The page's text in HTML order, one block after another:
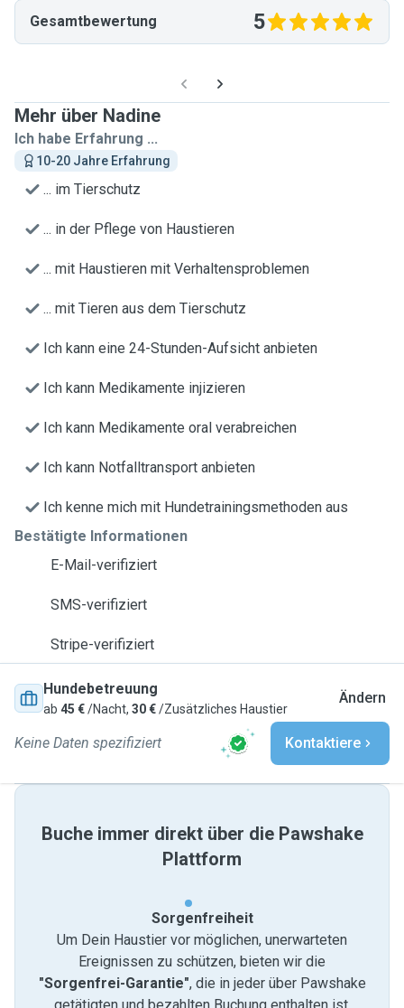
Gesamtbewertung 5
Mehr über Nadine
Ich habe Erfahrung ...
10-20 Jahre Erfahrung
... im Tierschutz
... in der Pflege von Haustieren
... mit Haustieren mit Verhaltensproblemen
... mit Tieren aus dem Tierschutz
Ich kann eine 24-Stunden-Aufsicht anbieten
Ich kann Medikamente injizieren
Ich kann Medikamente oral verabreichen
Ich kann Notfalltransport anbieten
Ich kenne mich mit Hundetrainingsmethoden aus
Bestätigte Informationen
E-Mail-verifiziert
SMS-verifiziert
Stripe-verifiziert
Hundebetreuung
ab 45 €/Nacht, 30 €/Zusätzliches Haustier
Ändern
Keine Daten spezifiziert Kontaktiere
Buche immer direkt über die Pawshake
Plattform
Sorgenfreiheit
Um Dein Haustier vor möglichen, unerwarteten
Ereignissen zu schützen, bieten wir die
"Sorgenfrei-Garantie", die in jeder über Pawshake